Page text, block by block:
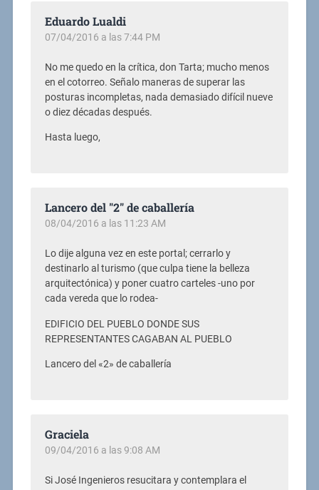
Eduardo Lualdi
07/04/2016 a las 7:44 PM
No me quedo en la crítica, don Tarta; mucho menos
en el cotorreo. Señalo maneras de superar las
posturas incompletas, nada demasiado difícil nueve
o diez décadas después.
Hasta luego,
Lancero del "2" de caballería
08/04/2016 a las 11:23 AM
Lo dije alguna vez en este portal; cerrarlo y
destinarlo al turismo (que culpa tiene la belleza
arquitectónica) y poner cuatro carteles -uno por
cada vereda que lo rodea-
EDIFICIO DEL PUEBLO DONDE SUS
REPRESENTANTES CAGABAN AL PUEBLO
Lancero del «2» de caballería
Graciela
09/04/2016 a las 9:08 AM
Si José Ingenieros resucitara y contemplara el